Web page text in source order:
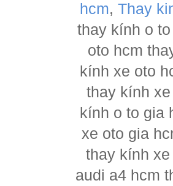
hcm,Thay
thay kính o
oto hcm
kính xe oto
thay kính
kính o to gia
xe oto gia
thay kính
audi a4 hcm